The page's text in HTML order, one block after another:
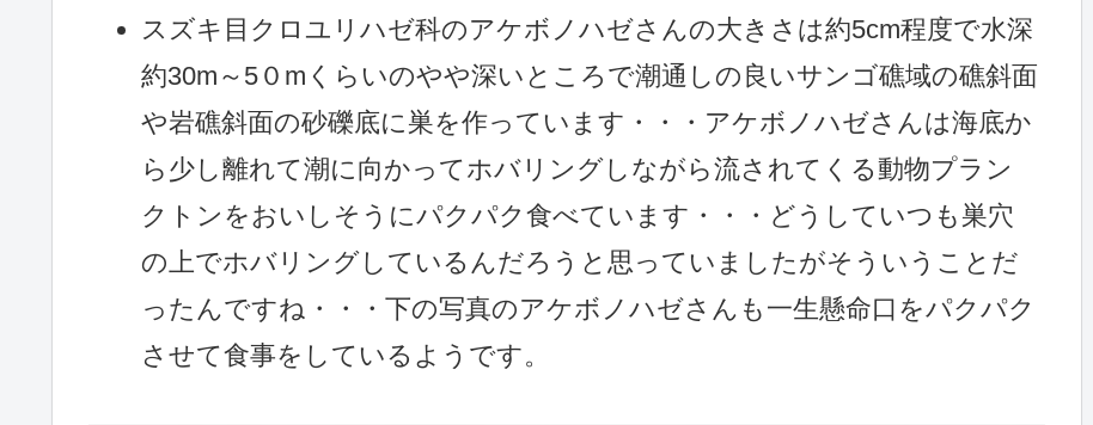
スズキ目クロユリハゼ科のアケボノハゼさんの大きさは約5cm程度で水深
約30m～5０mくらいのやや深いところで潮通しの良いサンゴ礁域の礁斜面
や岩礁斜面の砂礫底に巣を作っています・・・アケボノハゼさんは海底か
ら少し離れて潮に向かってホバリングしながら流されてくる動物プラン
クトンをおいしそうにパクパク食べています・・・どうしていつも巣穴
の上でホバリングしているんだろうと思っていましたがそういうことだ
ったんですね・・・下の写真のアケボノハゼさんも一生懸命口をパクパク
させて食事をしているようです。